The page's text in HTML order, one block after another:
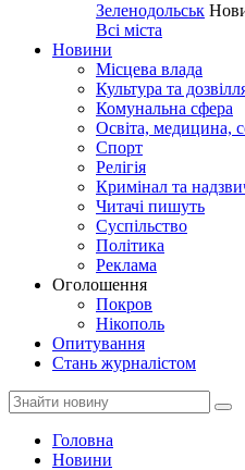
Зеленодольськ
Всі міста
Новини
Місцева влада
Культура та
Комунальна сфера
Освіта, медицина,
Спорт
Релігія
Кримінал та
Читачі пишуть
Суспільство
Політика
Реклама
Оголошення
Покров
Нікополь
Опитування
Стань журналістом
Головна
Новини